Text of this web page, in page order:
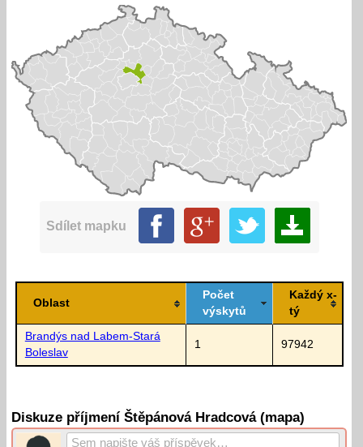
Sdílet mapku
Oblast
Počet
výskytů
Každý x-
tý
Brandýs nad Labem-Stará
Boleslav
1 97942
Diskuze příjmení Štěpánová Hradcová (mapa)